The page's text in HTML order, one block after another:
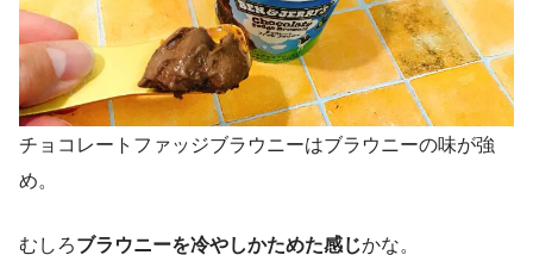
チョコレートファッジブラウニーはブラウニーの味が強
め。
むしろブラウニーを冷やしかためた感じかな。